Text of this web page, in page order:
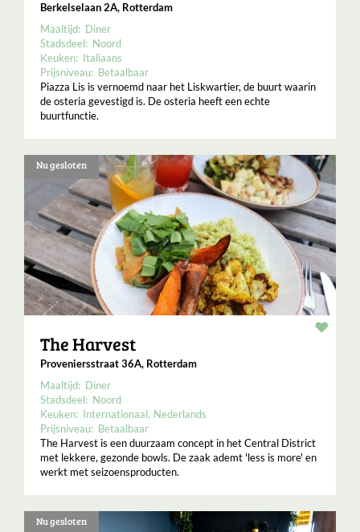
Berkelselaan 2A, Rotterdam
Maaltijd: Diner
Stadsdeel: Noord
Keuken: Italiaans
Prijsniveau: Betaalbaar
Piazza Lis is vernoemd naar het Liskwartier, de buurt waarin
de osteria gevestigd is. De osteria heeft een echte
buurtfunctie.
Nu gesloten
The Harvest
Proveniersstraat 36A, Rotterdam
Maaltijd: Diner
Stadsdeel: Noord
Keuken: Internationaal Nederlands
Prijsniveau: Betaalbaar
The Harvest is een duurzaam concept in het Central District
met lekkere, gezonde bowls. De zaak ademt 'less is more' en
werkt met seizoensproducten.
Nu gesloten